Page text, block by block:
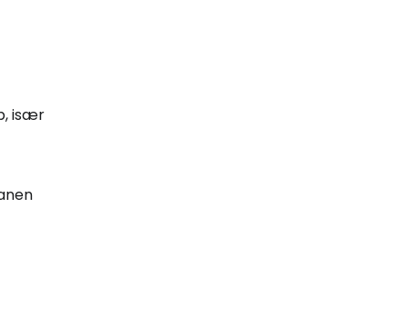
især